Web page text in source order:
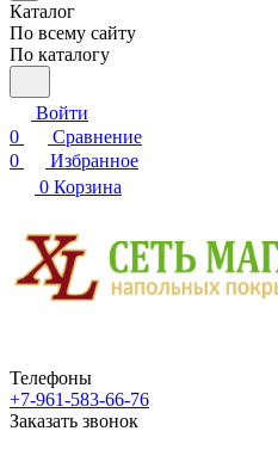
Каталог
По всему сайту
По каталогу
Войти
0
Сравнение
0
Избранное
0 Корзина
Телефоны
+7-961-583-66-76
Заказать звонок